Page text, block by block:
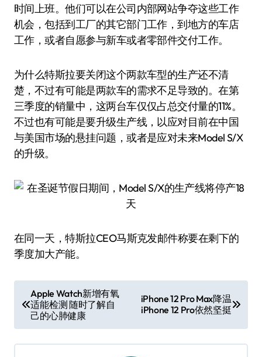
时间上班。他们可以在公司内部网站争夺这些工作
机会，包括到工厂的其它部门工作，到地方的车店
工作，或者自愿参与新车或者零部件交付工作。
为什么特斯拉要关闭这个两款车型的生产还不清
楚，不过有可能是两款车的需求不足导致的。在第
三季度的销量中，这两台车仅仅占总交付量的11%。
不过也有可能是要升级生产线，以应对目前在中国
与美国市场的悬挂问题，或者是应对未来Model S/X
的升级。
在同一天，特斯拉CEO马斯克发邮件称要在剩下的
季度加大产能。
章
导
航
Apple Watch新增有氧
适能检测 随时了解自
己的心肺健康
iPhone 12 Pro Max降温
iPhone 12 Pro依然坚挺